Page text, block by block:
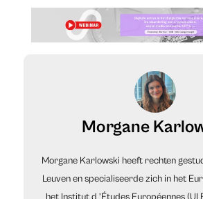
Morgane
Morgane Karlowski heeft rechten
Leuven en specialiseerde zich in het
het Institut d ’Études Européennes